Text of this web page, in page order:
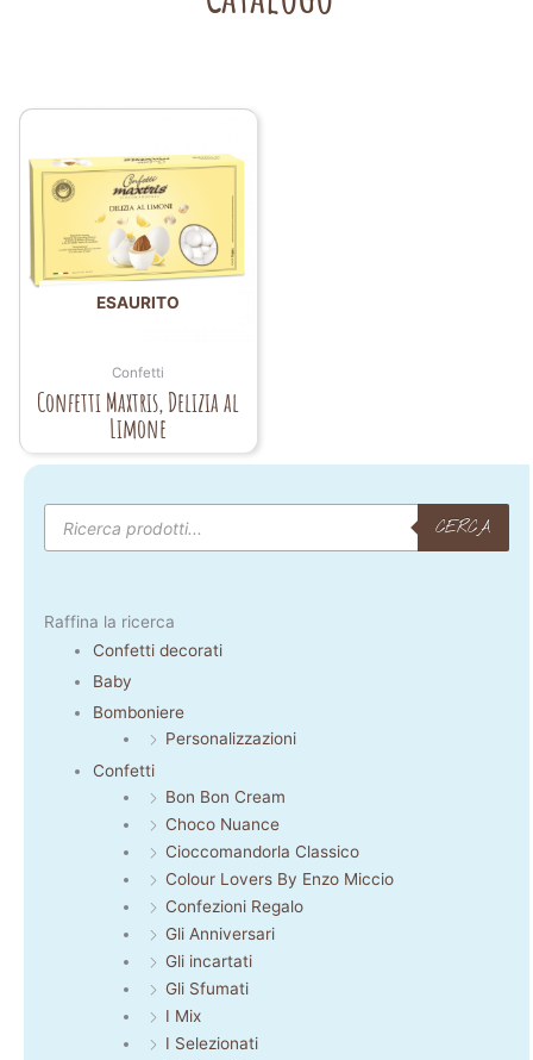
ESAURITO
Confetti
Confetti Maxtris, Delizia al
Limone
Products
search
CERCA
Raffina la ricerca
Confetti decorati
Baby
Bomboniere
Personalizzazioni
Confetti
Bon Bon Cream
Choco Nuance
Cioccomandorla Classico
Colour Lovers By Enzo Miccio
Confezioni Regalo
Gli Anniversari
Gli incartati
Gli Sfumati
I Mix
I Selezionati